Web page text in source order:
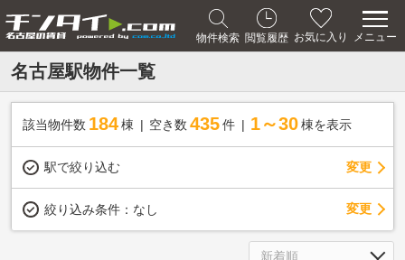
物件検索 閲覧履歴 お気に入り メニュー
名古屋駅物件一覧
該当物件数 184棟 空き数 435 件 1～30 棟を表示
駅で絞り込む 変更
絞り込み条件： なし 変更